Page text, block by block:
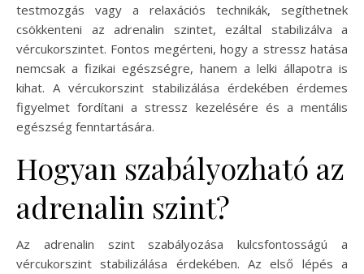
testmozgás vagy a relaxációs technikák, segíthetnek
csökkenteni az adrenalin szintet, ezáltal stabilizálva a
vércukorszintet. Fontos megérteni, hogy a stressz hatása
nemcsak a fizikai egészségre, hanem a lelki állapotra is
kihat. A vércukorszint stabilizálása érdekében érdemes
figyelmet fordítani a stressz kezelésére és a mentális
egészség fenntartására.
Hogyan szabályozható az
adrenalin szint?
Az adrenalin szint szabályozása kulcsfontosságú a
vércukorszint stabilizálása érdekében. Az első lépés a